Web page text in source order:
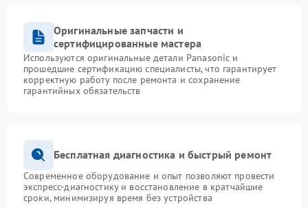
Оригинальные запчасти и
сертифицированные мастера
Используются оригинальные детали Panasonic и
прошедшие сертификацию специалисты, что гарантирует
корректную работу после ремонта и сохранение
гарантийных обязательств
Бесплатная диагностика и быстрый ремонт
Современное оборудование и опыт позволяют провести
экспресс-диагностику и восстановление в кратчайшие
сроки, минимизируя время без устройства